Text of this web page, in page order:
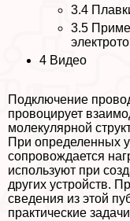
3.4
3.5
4 Видео
Подключение
провоцирует
молекулярной
При определенных
сопровождается
используют при
других устройств.
сведения из этой
пpaктические